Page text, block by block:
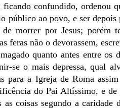
confundido, ordenou
público ao povo, e ser
morrer por Jesus; porém
feras não o devorassem,
quanto antes entre
se o mais depressa, qual
para a Igreja de Roma
do Pai Altíssimo, e
coisas segundo a